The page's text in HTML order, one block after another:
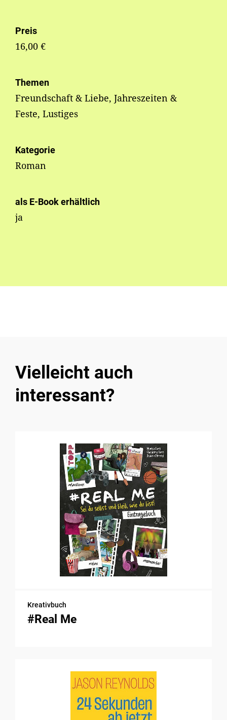
Preis
16,00 €
Themen
Freundschaft & Liebe, Jahreszeiten &
Feste, Lustiges
Kategorie
Roman
als E-Book erhältlich
ja
Vielleicht auch
interessant?
Kreativbuch
#Real Me